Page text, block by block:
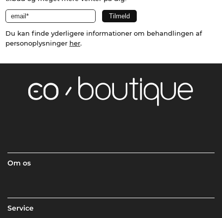
Du kan finde yderligere informationer om behandlingen af
personoplysninger her.
Om os
Service